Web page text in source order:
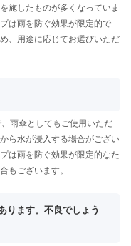
施したものが多くなっていま
は雨を防ぐ効果が限定的で
、用途に応じてお選びいただ
雨傘としてもご使用いただ
ら水が浸入する場合がござい
は雨を防ぐ効果が限定的なた
もございます。
ります。不良でしょう